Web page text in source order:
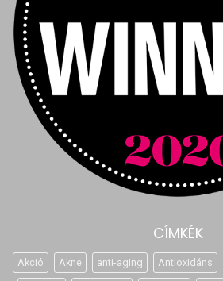
CÍMKÉK
Akció Akne anti-aging Antioxidáns